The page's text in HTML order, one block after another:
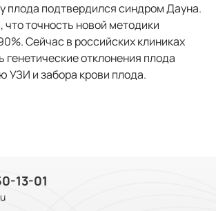
плода подтвердился синдром Дауна.
что точность новой методики
Сейчас в российских клиниках
генетические отклонения плода
УЗИ и забора крови плода.
13-01